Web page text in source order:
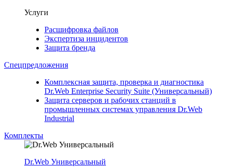
Услуги
Расшифровка файлов
Экспертиза инцидентов
Защита бренда
Спецпредложения
Комплексная защита, проверка и диагностика
Dr.Web Enterprise Security Suite (Универсальный)
Защита серверов и рабочих станций в
промышленных системах управления Dr.Web
Industrial
Комплекты
Dr.Web Универсальный